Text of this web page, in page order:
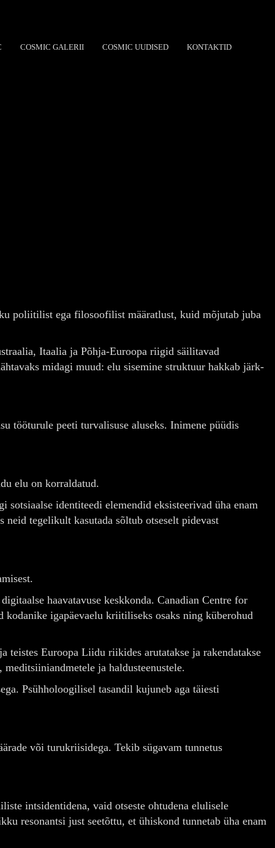
COSMIC GALERII COSMIC UUDISED KONTAKTID
poliitilist ega filosoofilist määratlust, kuid mõjutab juba
Itaalia ja Põhja-Euroopa riigid säilitavad
midagi muud: elu sisemine struktuur hakkab järk-
tööturule peeti turvalisuse aluseks. Inimene püüdis
elu on korraldatud.
identiteedi elemendid eksisteerivad üha enam
tegelikult kasutada sõltub otseselt pidevast
haavatavuse keskkonda. Canadian Centre for
igapäevaelu kriitiliseks osaks ning küberohud
teistes Euroopa Liidu riikides arutatakse ja rakendatakse
ja haldusteenustele.
Psühholoogilisel tasandil kujuneb aga täiesti
või turukriisidega. Tekib sügavam tunnetus
intsidentidena, vaid otseste ohtudena elulisele
resonantsi just seetõttu, et ühiskond tunnetab üha enam